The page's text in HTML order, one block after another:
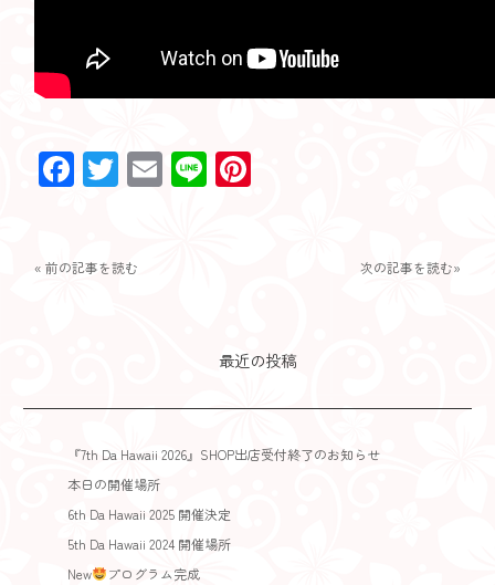
Facebook
Twitter
Email
Line
« 前の記事を読む 次の記事を読む»
最近の投稿
『7th Da Hawaii 2026』SHOP出店受付終了のお知らせ
本日の開催場所
6th Da Hawaii 2025 開催決定
5th Da Hawaii 2024 開催場所
New
プログラム完成